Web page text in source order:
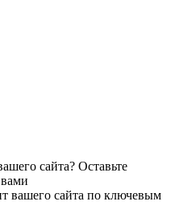
сайта? Оставьте
вашего сайта по ключевым